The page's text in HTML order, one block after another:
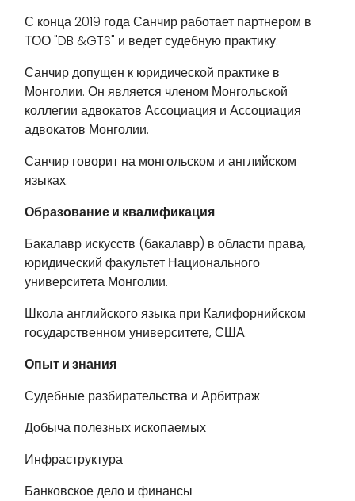
С конца 2019 года Санчир работает партнером в
ТОО "DB &GTS" и ведет судебную практику.
Санчир допущен к юридической практике в
Монголии. Он является членом Монгольской
коллегии адвокатов Ассоциация и Ассоциация
адвокатов Монголии.
Санчир говорит на монгольском и английском
языках.
Образование и квалификация
Бакалавр искусств (бакалавр) в области права,
юридический факультет Национального
университета Монголии.
Школа английского языка при Калифорнийском
государственном университете, США.
Опыт и знания
Судебные разбирательства и Арбитраж
Добыча полезных ископаемых
Инфраструктура
Банковское дело и финансы